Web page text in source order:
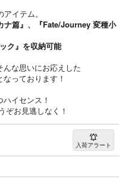
イテム。
篇』、『Fate/Journey 変種小
ク』を収納可能
な思いにお応えした
っております！
イセンス！
ぞお見逃しなく！
入荷アラート